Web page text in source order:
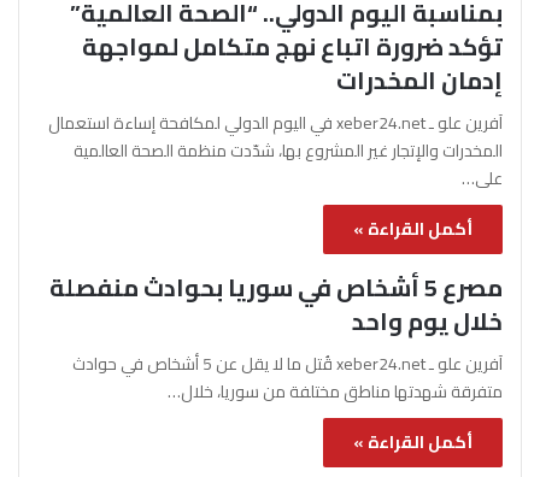
بمناسبة اليوم الدولي.. “الصحة العالمية”
تؤكد ضرورة اتباع نهج متكامل لمواجهة
إدمان المخدرات
آفرين علو ـ xeber24.net في اليوم الدولي لمكافحة إساءة استعمال
المخدرات والإتجار غير المشروع بها، شدّدت منظمة الصحة العالمية
على…
أكمل القراءة »
مصرع 5 أشخاص في سوريا بحوادث منفصلة
خلال يوم واحد
آفرين علو ـ xeber24.net قُتل ما لا يقل عن 5 أشخاص في حوادث
متفرقة شهدتها مناطق مختلفة من سوريا، خلال…
أكمل القراءة »